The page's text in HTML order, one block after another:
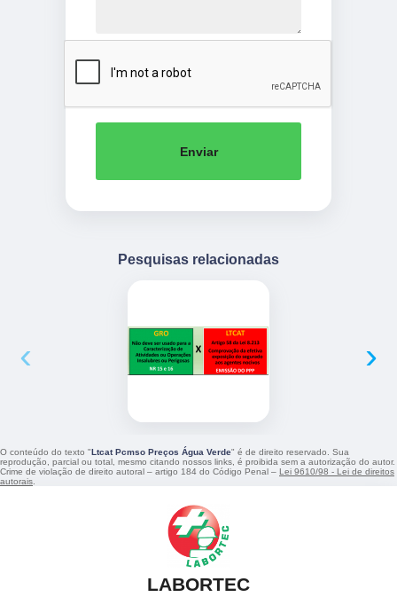
Enviar
Pesquisas relacionadas
‹ ›
O conteúdo do texto "Ltcat Pcmso Preços Água Verde" é de direito reservado. Sua
reprodução, parcial ou total, mesmo citando nossos links, é proibida sem a autorização do autor.
Crime de violação de direito autoral – artigo 184 do Código Penal – Lei 9610/98 - Lei de direitos
autorais
LABORTEC